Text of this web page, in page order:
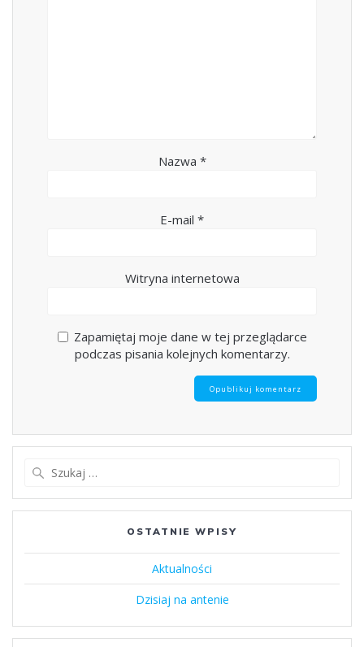
Nazwa *
E-mail *
Witryna internetowa
Zapamiętaj moje dane w tej przeglądarce
podczas pisania kolejnych komentarzy.
OSTATNIE WPISY
Aktualności
Dzisiaj na antenie